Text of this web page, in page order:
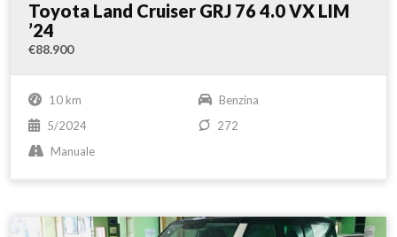
Toyota Land Cruiser GRJ 76 4.0 VX LIM
’24
€88.900
10 km
Benzina
5/2024
272
Manuale